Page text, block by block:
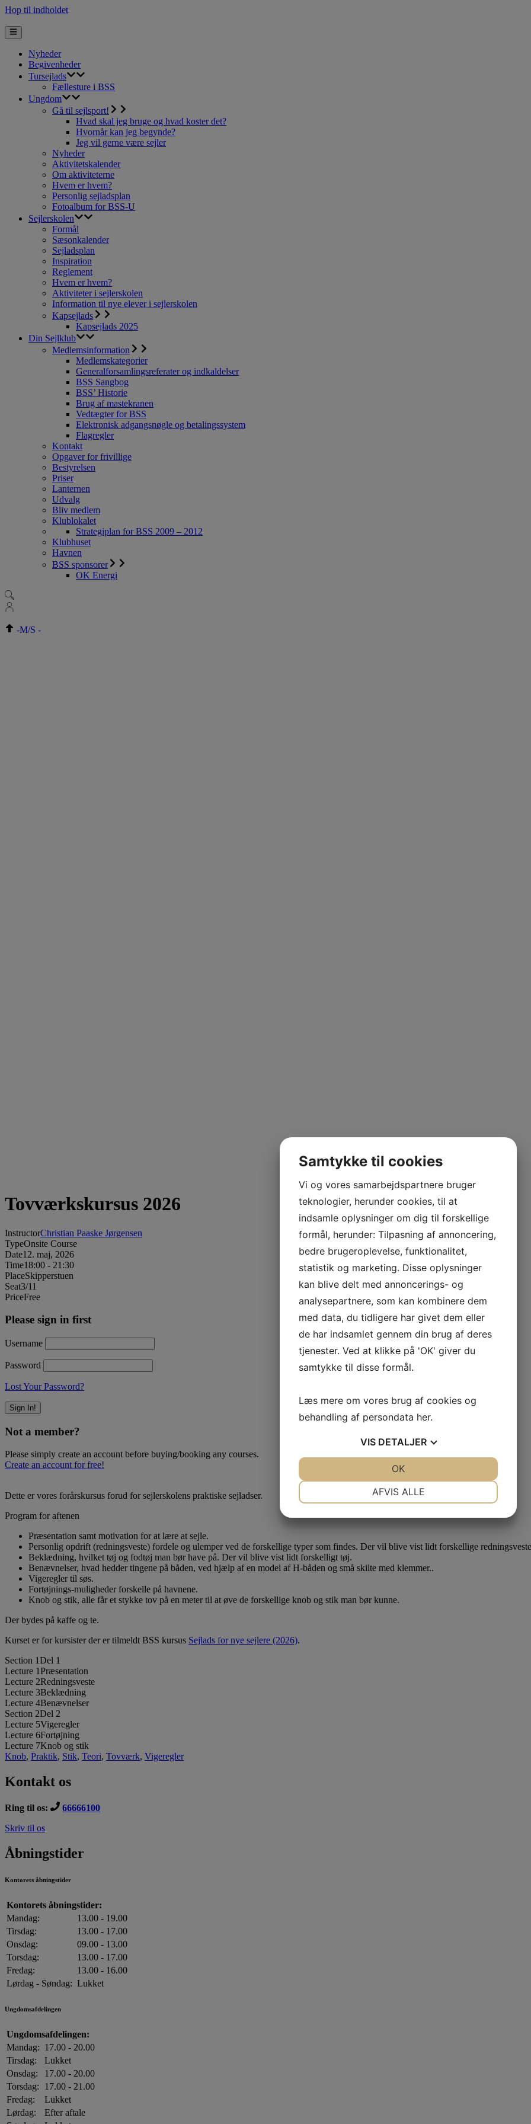
Hop til indholdet
Nyheder
Begivenheder
Tursejlads
Fællesture i BSS
Ungdom
Gå til sejlsport!
Hvad skal jeg bruge og hvad koster det?
Hvornår kan jeg begynde?
Jeg vil gerne være sejler
Nyheder
Aktivitetskalender
Om aktiviteterne
Hvem er hvem?
Personlig sejladsplan
Fotoalbum for BSS-U
Sejlerskolen
Formål
Sæsonkalender
Sejladsplan
Inspiration
Reglement
Hvem er hvem?
Aktiviteter i sejlerskolen
Information til nye elever i sejlerskolen
Kapsejlads
Kapsejlads 2025
Din Sejlklub
Medlemsinformation
Medlemskategorier
Generalforsamlingsreferater og indkaldelser
BSS Sangbog
BSS’ Historie
Brug af mastekranen
Vedtægter for BSS
Elektronisk adgangsnøgle og betalingssystem
Flagregler
Kontakt
Opgaver for frivillige
Bestyrelsen
Priser
Lanternen
Udvalg
Bliv medlem
Klublokalet
Strategiplan for BSS 2009 – 2012
Klubhuset
Havnen
BSS sponsorer
OK Energi
-M/S -
Tovværkskursus 2026
InstructorChristian Paaske Jørgensen
TypeOnsite Course
Date12. maj, 2026
Time18:00 - 21:30
PlaceSkipperstuen
Seat3/11
PriceFree
Please sign in first
Username
Password
Lost Your Password?
Not a member?
Please simply create an account before buying/booking any courses.
Create an account for free!
Dette er vores forårskursus forud for sejlerskolens praktiske sejladser.
Program for aftenen
Præsentation samt motivation for at lære at sejle.
Personlig opdrift (redningsveste) fordele og ulemper ved de forskellige typer som findes. Der vil blive vist lidt forskellige
Beklædning, hvilket tøj og fodtøj man bør have på. Der vil blive vist lidt forskelligt tøj.
Benævnelser, hvad hedder tingene på båden, ved hjælp af en model af H-båden og små skilte med klemmer..
Vigeregler til søs.
Fortøjnings-muligheder forskelle på havnene.
Knob og stik, alle får et stykke tov på en meter til at øve de forskellige knob og stik man bør kunne.
Der bydes på kaffe og te.
Kurset er for kursister der er tilmeldt BSS kursus Sejlads for nye sejlere (2026).
Section 1Del 1
Lecture 1Præsentation
Lecture 2Redningsveste
Lecture 3Beklædning
Lecture 4Benævnelser
Section 2Del 2
Lecture 5Vigeregler
Lecture 6Fortøjning
Lecture 7Knob og stik
Knob, Praktik, Stik, Teori, Tovværk, Vigeregler
Kontakt os
Ring til os:
66666100
Skriv til os
Åbningstider
Kontorets åbningstider
Kontorets åbningstider:
Mandag:
13.00 - 19.00
Tirsdag:
13.00 - 17.00
Onsdag:
09.00 - 13.00
Torsdag:
13.00 - 17.00
Fredag:
13.00 - 16.00
Lørdag - Søndag: Lukket
Ungdomsafdelingen
Ungdomsafdelingen:
Mandag: 17.00 - 20.00
Tirsdag:
Lukket
Onsdag:
17.00 - 20.00
Torsdag:
17.00 - 21.00
Fredag:
Lukket
Lørdag:
Efter aftale
Samtykke til cookies
Vi og vores samarbejdspartnere bruger
teknologier, herunder cookies, til at
indsamle oplysninger om dig til forskellige
formål, herunder: Tilpasning af annoncering,
bedre brugeroplevelse, funktionalitet,
statistik og marketing. Disse oplysninger
kan blive delt med annoncerings- og
analysepartnere, som kan kombinere dem
med data, du tidligere har givet dem eller
de har indsamlet gennem din brug af deres
tjenester. Ved at klikke på 'OK' giver du
samtykke til disse formål.
Læs mere om vores brug af cookies og
behandling af persondata her.
VIS DETALJER
AFVIS ALLE
OK